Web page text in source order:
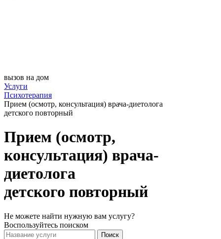
вызов на дом
Услуги
Психотерапия
Прием (осмотр, консультация) врача-диетолога
детского повторный
Прием (осмотр,
консультация) врача-
диетолога
детского повторный
Не можете найти нужную вам услугу?
Воспользуйтесь поиском
Поиск